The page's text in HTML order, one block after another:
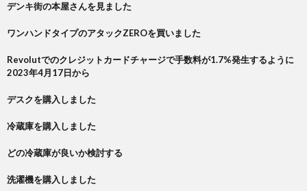
デンキ街の本屋さんを見ました
ワンハンドタイプのアタックZEROを買いました
Revolutでのクレジットカードチャージで手数料が1.7%発生するように
2023年4月17日から
デスクを購入しました
冷蔵庫を購入しました
どの冷蔵庫が良いか検討する
洗濯機を購入しました